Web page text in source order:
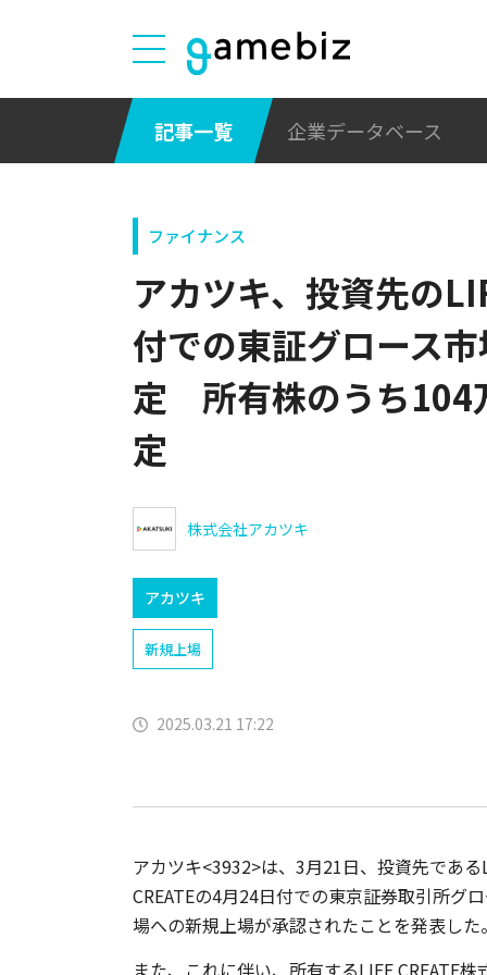
記事一覧 企業データベース
ファイナンス
アカツキ、投資先の
付での東証グロース
定 所有株のうち104
定
株式会社アカツキ
アカツキ
新規上場
2025.03.21 17:22
アカツキ<3932>は、3月21日、投資先である
CREATEの4月24日付での東京証券取引所グ
場への新規上場が承認されたことを発表した
また、これに伴い、所有するLIFE CREATE株